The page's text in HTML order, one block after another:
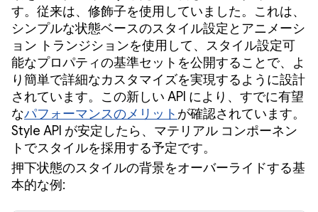
す。従来は、修飾子を使用していました。これは、
シンプルな状態ベースのスタイル設定とアニメーシ
ョン トランジションを使用して、スタイル設定可
能なプロパティの基準セットを公開することで、よ
り簡単で詳細なカスタマイズを実現するように設計
されています。この新しい API により、すでに有望
なパフォーマンスのメリット が確認されています。
Style API が安定したら、マテリアル コンポーネン
トでスタイルを採用する予定です。
押下状態のスタイルの背景をオーバーライドする基
本的な例: